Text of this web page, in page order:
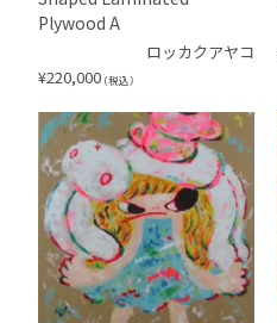
Plywood A
ロッカクアヤコ
¥220,000 （税込）